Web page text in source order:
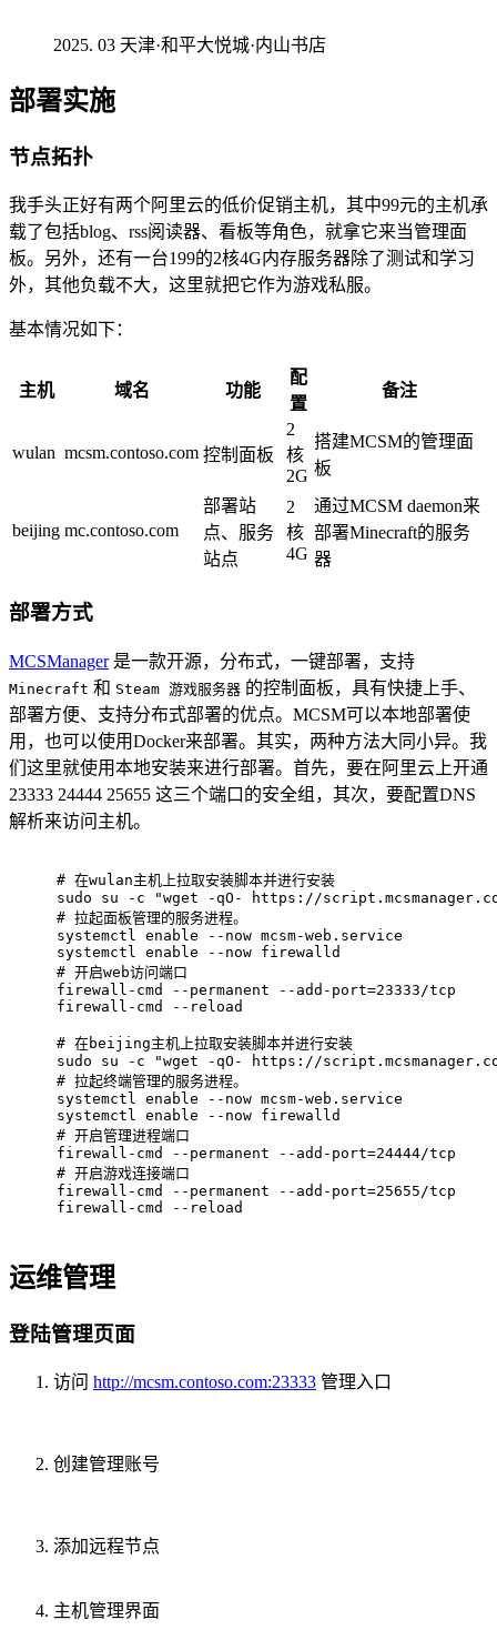
03 天津·和平大悦城·内山书店
部署实施
节点拓扑
我手头正好有两个阿里云的低价促销主机，其中99元的主机承
载了包括blog、rss阅读器、看板等角色，就拿它来当管理面
板。另外，还有一台199的2核4G内存服务器除了测试和学习
外，其他负载不大，这里就把它作为游戏私服。
基本情况如下：
主机 域名 功能
配
置
备注
wulan mcsm.contoso.com 控制面板
2
核
2G
搭建MCSM的管理面
板
beijing mc.contoso.com
部署站
点、服务
站点
2
核
4G
通过MCSM daemon来
部署Minecraft的服务
器
部署方式
MCSManager是一款开源，分布式，一键部署，支持
Minecraft 和 Steam 游戏服务器 的控制面板，具有快捷上手、
部署方便、支持分布式部署的优点。MCSM可以本地部署使
用，也可以使用Docker来部署。其实，两种方法大同小异。我
们这里就使用本地安装来进行部署。首先，要在阿里云上开通
23333 24444 25655 这三个端口的安全组，其次，要配置DNS
解析来访问主机。
# 在wulan主机上拉取安装脚本并进行安装
sudo su -c "wget -qO- https://
# 拉起面板管理的服务进程。
systemctl enable --now mcsm-web.service
systemctl enable --now firewalld
# 开启web访问端口
firewall-cmd --permanent --add-port=23333/tcp
firewall-cmd --reload
# 在beijing主机上拉取安装脚本并进行安装
sudo su -c "wget -qO- https://
# 拉起终端管理的服务进程。
systemctl enable --now mcsm-web.service
systemctl enable --now firewalld
# 开启管理进程端口
firewall-cmd --permanent --add-port=24444/tcp
# 开启游戏连接端口
firewall-cmd --permanent --add-port=25655/tcp
firewall-cmd --reload
运维管理
登陆管理页面
访问 http://mcsm.contoso.com:23333 管理入口
创建管理账号
添加远程节点
主机管理界面